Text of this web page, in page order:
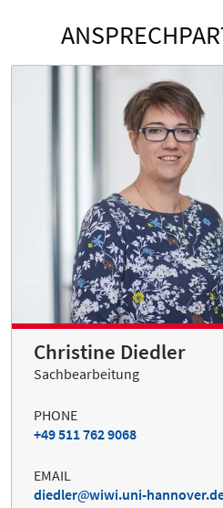
Christine Diedler
Sachbearbeitung
PHONE
+49 511 762 9068
EMAIL
diedler
wiwi.uni-